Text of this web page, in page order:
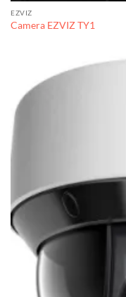
EZVIZ
Camera EZVIZ TY1